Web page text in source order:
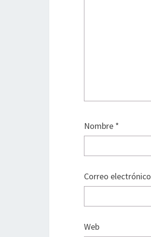
Nombre *
Correo electrónico
Web